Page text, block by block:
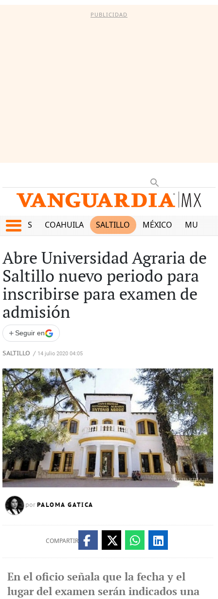
PUBLICIDAD
JUEGOS COAHUILA SALTILLO MÉXICO MUNDO
Abre Universidad Agraria de
Saltillo nuevo periodo para
inscribirse para examen de
admisión
+ Seguir en
SALTILLO / 14 julio 2020 04:05
por PALOMA GATICA
COMPARTIR
En el oficio señala que la fecha y el
lugar del examen serán indicados una